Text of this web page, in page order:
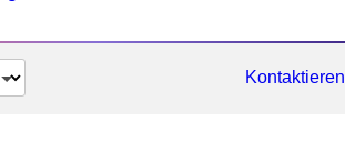
Kontaktieren